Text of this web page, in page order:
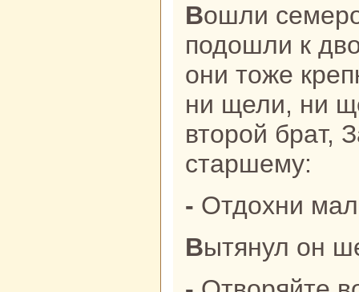
Вошли семеро бpaтьев в город,
подошли к
они тоже
ни щели, ни
второй бpaт,
старшему:
- Отдохни
Вытянул он